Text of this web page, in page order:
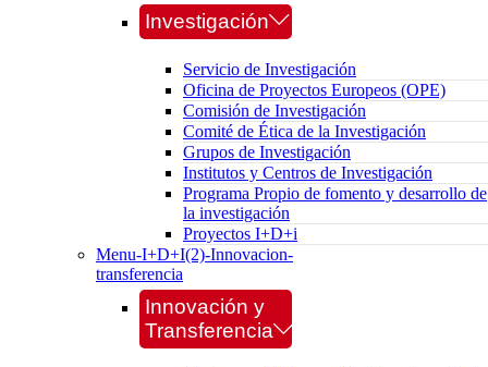
Investigación
Servicio de Investigación
Oficina de Proyectos Europeos (OPE)
Comisión de Investigación
Comité de Ética de la Investigación
Grupos de Investigación
Institutos y Centros de Investigación
Programa Propio de fomento y desarrollo de
la investigación
Proyectos I+D+i
Menu-I+D+I(2)-Innovacion-
transferencia
Innovación y
Transferencia